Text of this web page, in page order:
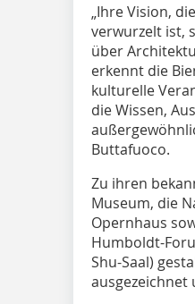
„Ihre Vision,
verwurzelt ist,
über
erkennt die
kulturelle
die Wissen,
Buttafuoco.
Zu ihren
Museum, die
Opernhaus
Humboldt-
Shu-Saal)
ausgezeichnet